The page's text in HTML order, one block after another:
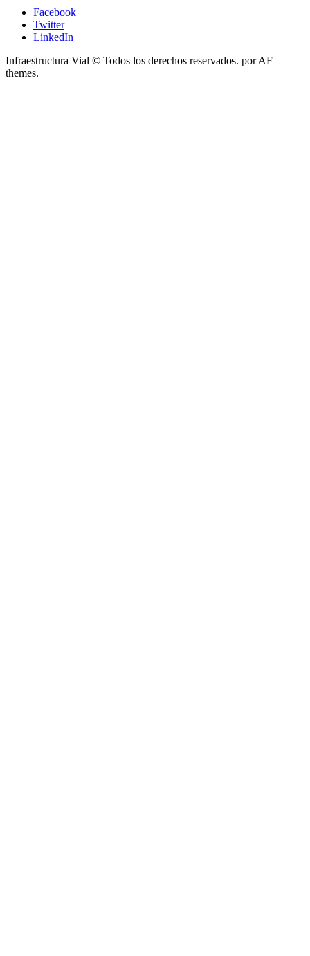
Facebook
Twitter
LinkedIn
Infraestructura Vial © Todos los derechos reservados. por AF
themes.